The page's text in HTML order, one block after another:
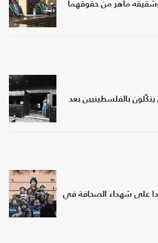
وشقيقه ماهر من حقوقهما
بالفلسطينيين بعد
حدادا على شهداء الصحافة في